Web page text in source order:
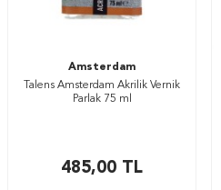
Amsterdam
Talens Amsterdam Akrilik Vernik
Parlak 75 ml
485,00 TL